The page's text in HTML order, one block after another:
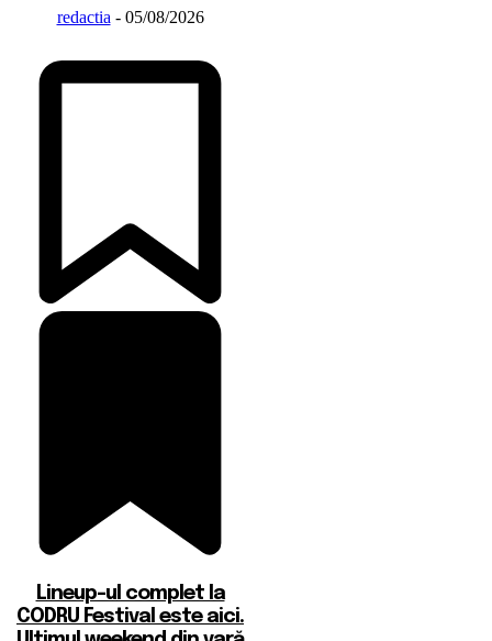
redactia - 05/08/2026
Lineup-ul complet la
CODRU Festival este aici.